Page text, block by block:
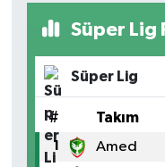
Süper Lig
Süper Lig
# Takım
1 Amed